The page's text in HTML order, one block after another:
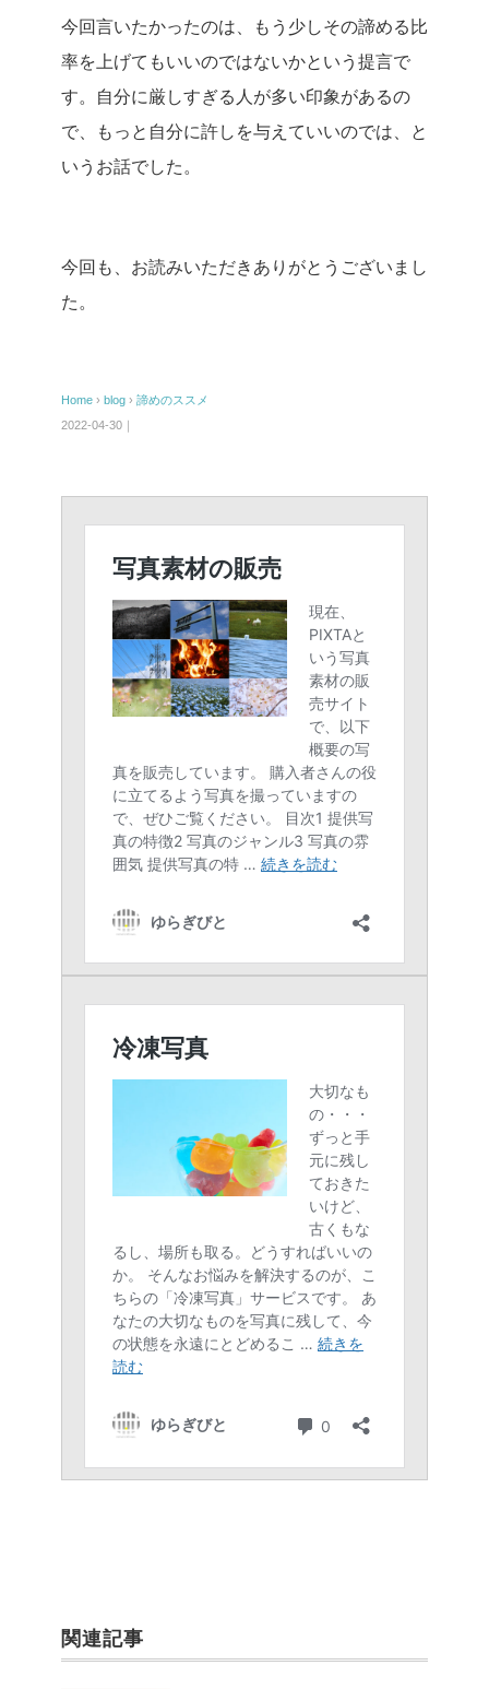
今回言いたかったのは、もう少しその諦める比
率を上げてもいいのではないかという提言で
す。自分に厳しすぎる人が多い印象があるの
で、もっと自分に許しを与えていいのでは、と
いうお話でした。
今回も、お読みいただきありがとうございまし
た。
Home › blog › 諦めのススメ
2022-04-30｜
関連記事